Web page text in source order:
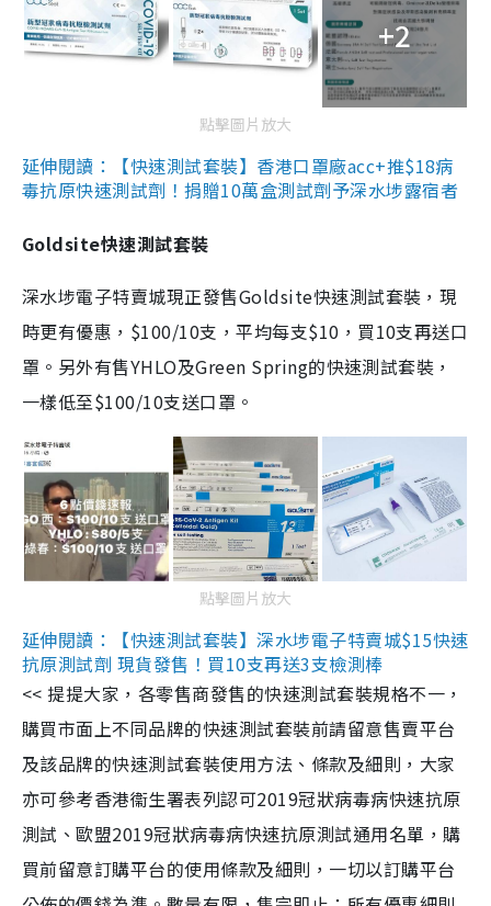
+2
點擊圖片放大
延伸閱讀：【快速測試套裝】香港口罩廠acc+推$18病
毒抗原快速測試劑！捐贈10萬盒測試劑予深水埗露宿者
Goldsite快速測試套裝
深水埗電子特賣城現正發售Goldsite快速測試套裝，現
時更有優惠，$100/10支，平均每支$10，買10支再送口
罩。另外有售YHLO及Green Spring的快速測試套裝，
一樣低至$100/10支送口罩。
點擊圖片放大
延伸閱讀：【快速測試套裝】深水埗電子特賣城$15快速
抗原測試劑 現貨發售！買10支再送3支檢測棒
<< 提提大家，各零售商發售的快速測試套裝規格不一，
購買市面上不同品牌的快速測試套裝前請留意售賣平台
及該品牌的快速測試套裝使用方法、條款及細則，大家
亦可參考香港衞生署表列認可2019冠狀病毒病快速抗原
測試、歐盟2019冠狀病毒病快速抗原測試通用名單，購
買前留意訂購平台的使用條款及細則，一切以訂購平台